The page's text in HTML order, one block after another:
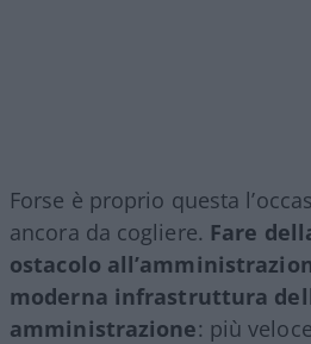
Forse è proprio questa
ancora da cogliere. Fare
ostacolo
moderna infrastruttura
amministrazione: più